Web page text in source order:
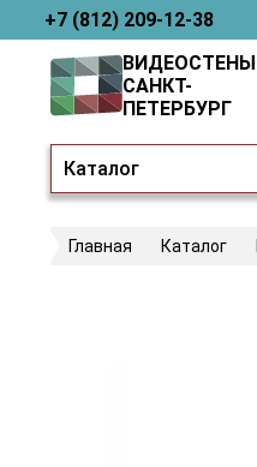
+7 (812) 209-12-38
Каталог
ВИДЕОСТЕНЫ
САНКТ-
ПЕТЕРБУРГ
Главная Каталог